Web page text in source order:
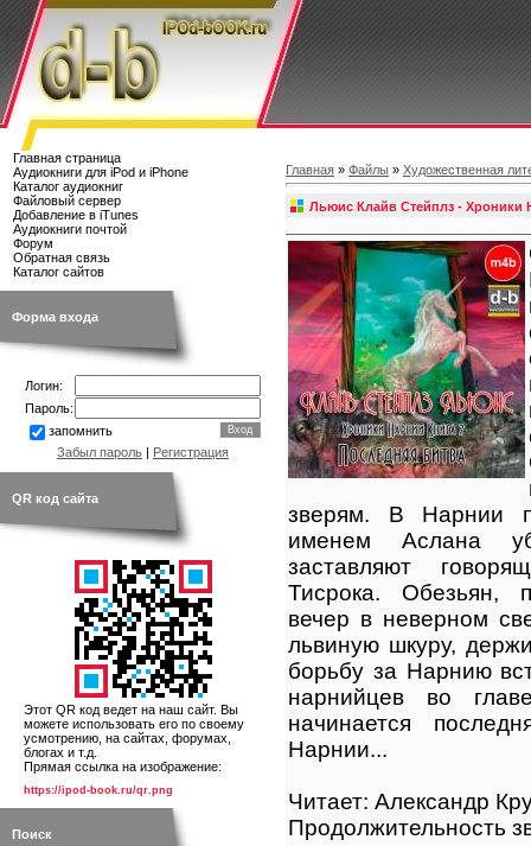
Главная страница
Аудиокниги для iPod и iPhone
Каталог аудиокниг
Файловый сервер
Добавление в iTunes
Аудиокниги почтой
Форум
Обратная связь
Каталог сайтов
Форма входа
Логин:
Пароль:
запомнить
Забыл пароль | Регистрация
QR код сайта
Этот QR код ведет на наш сайт. Вы
можете использовать его по своему
усмотрению, на сайтах, форумах,
блогах и т.д.
Прямая ссылка на изображение:
https://ipod-book.ru/qr.png
Поиск
Главная » Файлы » Художественная
Льюис Клайв Стейплз - Хроники
зверям. В Нарнии
именем Аслана
заставляют
Тисрока. Обезьян,
вечер в неверном
львиную шкуру,
борьбу за Нарнию
нарнийцев во
начинается
Нарнии...
Читает: Александр
Продолжительность